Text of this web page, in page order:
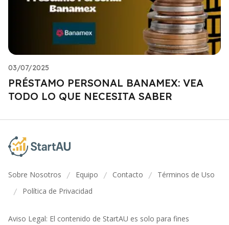
03/07/2025
PRÉSTAMO PERSONAL BANAMEX: VEA
TODO LO QUE NECESITA SABER
Sobre Nosotros / Equipo / Contacto / Términos de Uso
/ Política de Privacidad
Aviso Legal: El contenido de StartAU es solo para fines